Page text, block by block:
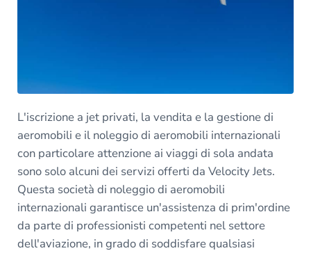
L'iscrizione a jet privati, la vendita e la gestione di
aeromobili e il noleggio di aeromobili internazionali
con particolare attenzione ai viaggi di sola andata
sono solo alcuni dei servizi offerti da Velocity Jets.
Questa società di noleggio di aeromobili
internazionali garantisce un'assistenza di prim'ordine
da parte di professionisti competenti nel settore
dell'aviazione, in grado di soddisfare qualsiasi